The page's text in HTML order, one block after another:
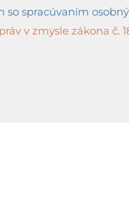
spracúvaním
v zmysle zákona č.